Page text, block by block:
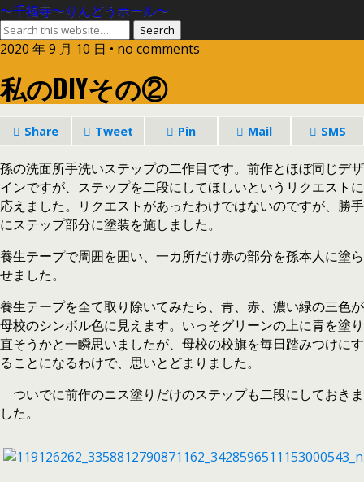
〜千福寺〜りんどうホール〜
2020 年 9 月 10 日 • no comments
私のDIYその②
Share Tweet Pin Mail SMS
孫の洗面所手洗いステップの二作目です。前作とほぼ同じデザ
インですが、ステップを二段にしてほしいというリクエストに
応えました。リクエストがあったわけではないのですが、勝手
にステップ部分に塗装を施しました。
養生テープで周囲を囲い、一カ所だけ赤の部分を孫本人に塗ら
せました。
養生テープを全て取り除いてみたら、青、赤、濃い緑の三色が
母校のシンボル色に見えます。いっそグリーンの上に青を塗り
直そうかと一瞬思いましたが、母校の校旗を毎日踏みつけにす
ることになるわけで、思いとどまりました。
ついでに前作のニス塗りだけのステップも二段にしておきま
した。